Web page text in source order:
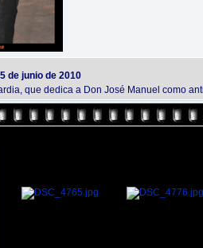
de junio de 2010
que dedica a Don José Manuel como